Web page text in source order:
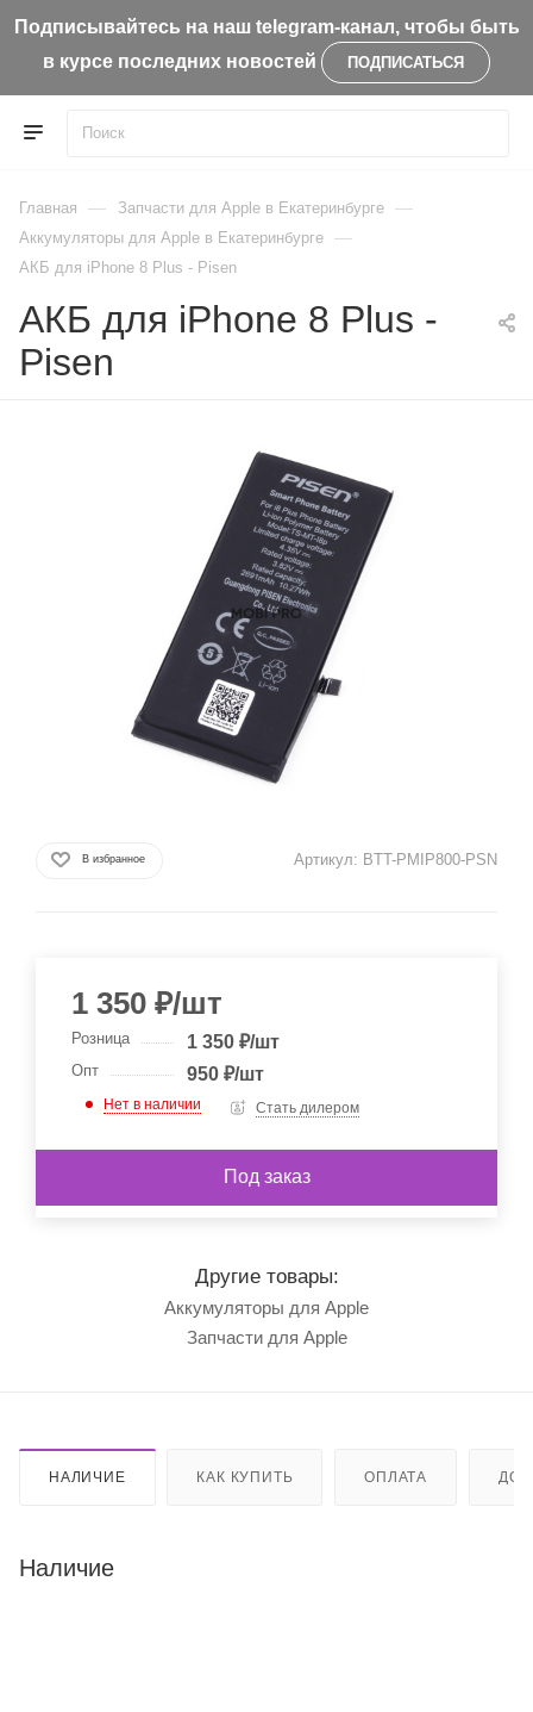
Подписывайтесь на наш telegram-канал, чтобы быть
в курсе последних новостей
ПОДПИСАТЬСЯ
Главная — Запчасти для Apple в Екатеринбурге —
Aккумуляторы для Apple в Екатеринбурге —
АКБ для iPhone 8 Plus - Pisen
АКБ для iPhone 8 Plus -
Pisen
В избранное Артикул: BTT-PMIP800-PSN
1 350 ₽/шт
Розница 1 350 ₽/шт
Опт 950 ₽/шт
Нет в наличии Стать дилером
Под заказ
Другие товары:
Аккумуляторы для Apple
Запчасти для Apple
НАЛИЧИЕ КАК КУПИТЬ ОПЛАТА
Наличие